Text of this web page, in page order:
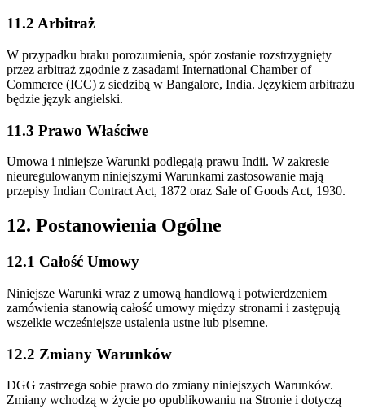
11.2 Arbitraż
W przypadku braku porozumienia, spór zostanie rozstrzygnięty
przez arbitraż zgodnie z zasadami International Chamber of
Commerce (ICC) z siedzibą w Bangalore, India. Językiem arbitrażu
będzie język angielski.
11.3 Prawo Właściwe
Umowa i niniejsze Warunki podlegają prawu Indii. W zakresie
nieuregulowanym niniejszymi Warunkami zastosowanie mają
przepisy Indian Contract Act, 1872 oraz Sale of Goods Act, 1930.
12. Postanowienia Ogólne
12.1 Całość Umowy
Niniejsze Warunki wraz z umową handlową i potwierdzeniem
zamówienia stanowią całość umowy między stronami i zastępują
wszelkie wcześniejsze ustalenia ustne lub pisemne.
12.2 Zmiany Warunków
DGG zastrzega sobie prawo do zmiany niniejszych Warunków.
Zmiany wchodzą w życie po opublikowaniu na Stronie i dotyczą